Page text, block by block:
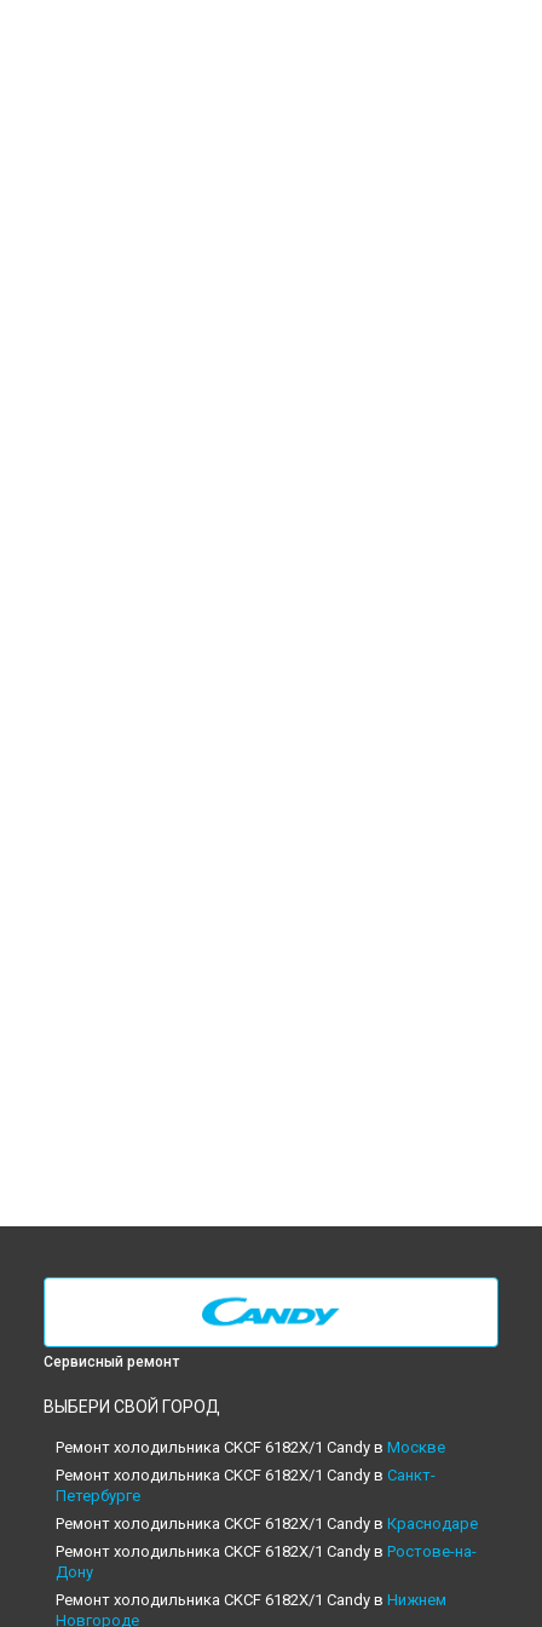
Сервисный ремонт
ВЫБЕРИ СВОЙ ГОРОД
Ремонт холодильника CKCF 6182X/1 Candy в Москве
Ремонт холодильника CKCF 6182X/1 Candy в Санкт-
Петербурге
Ремонт холодильника CKCF 6182X/1 Candy в Краснодаре
Ремонт холодильника CKCF 6182X/1 Candy в Ростове-на-
Дону
Ремонт холодильника CKCF 6182X/1 Candy в Нижнем
Новгороде